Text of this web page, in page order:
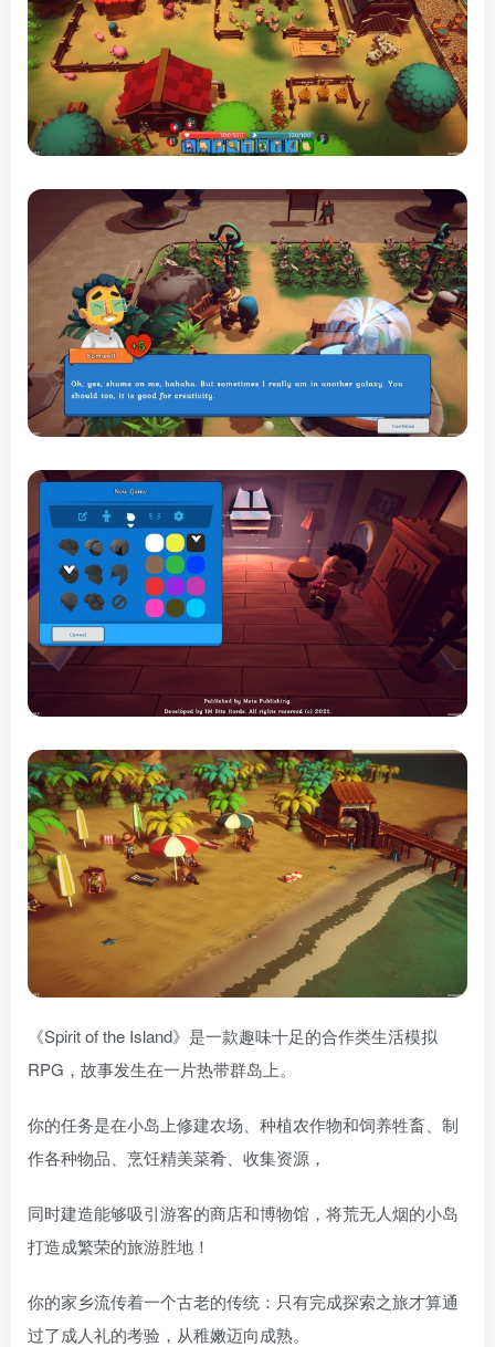
《Spirit of the Island》是一款趣味十足的合作类生活模拟
RPG，故事发生在一片热带群岛上。
你的任务是在小岛上修建农场、种植农作物和饲养牲畜、制
作各种物品、烹饪精美菜肴、收集资源，
同时建造能够吸引游客的商店和博物馆，将荒无人烟的小岛
打造成繁荣的旅游胜地！
你的家乡流传着一个古老的传统：只有完成探索之旅才算通
过了成人礼的考验，从稚嫩迈向成熟。